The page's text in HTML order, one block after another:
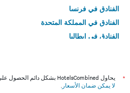
الفنادق في فرنسا
الفنادق في المملكة المتحدة
الفنادق في إيطاليا
*
يحاول HotelsCombined بشكل دائم الحصول على الأسعار الدقيقة، ولكن
لا يمكن ضمان الأسعار .